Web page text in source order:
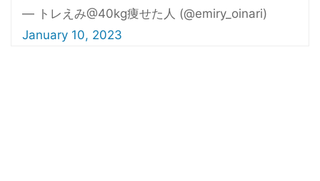
— トレえみ@40kg痩せた人 (@emiry_oinari)
January 10, 2023